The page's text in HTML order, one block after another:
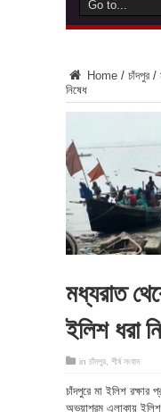
Home / চাঁদপুর /
নিষেধ
মধ্যরাত
ইলিশ ধরা
in চাঁদপুর শীর্ষ সংবাদ
চাঁদপুরে মা ইলিশ রক্ষার
অভয়াশ্রম এলাকায়